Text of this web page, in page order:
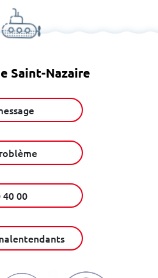
Saint-Nazaire
40 00